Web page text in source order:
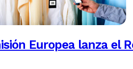
Europea lanza el